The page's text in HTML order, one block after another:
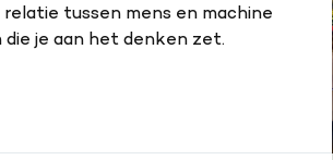
tussen mens en machine
je aan het denken zet.